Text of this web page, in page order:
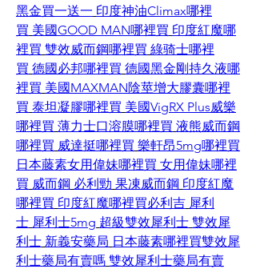
黑金買一送一 印度神油Climax哪裡
買 美國GOOD MAN哪裡買 印度紅魔哪
裡買 雙效威而鋼哪裡買 綠骑士哪裡
買 德國必邦哪裡買 德國黑金剛持久液哪
裡買 美國MAXMAN陰莖增大膠囊哪裡
買 泰坦凝膠哪裡買 美國VigRX Plus威樂
哪裡買 薄力士口溶膜哪裡買 液熊威而鋼
哪裡買 威達挺哪裡買 樂軒昂5mg哪裡買
日本藤素女用偉妹哪裡買 女用偉妹哪裡
買 威而鋼 必利勁 果凍威而鋼 印度紅魔
哪裡買 印度紅魔哪裡買必利吉 犀利
士 犀利士5mg 超級雙效犀利士 雙效犀
利士 新義安藥局 日本藤素哪裡買雙效犀
利士藥局有賣嗎 雙效犀利士藥局有賣